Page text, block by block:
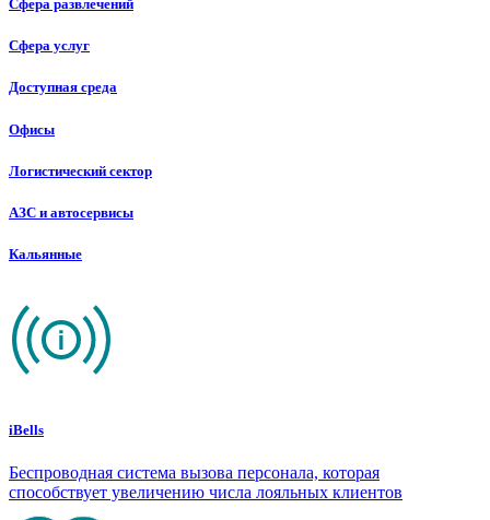
Сфера развлечений
Сфера услуг
Доступная среда
Офисы
Логистический сектор
АЗС и автосервисы
Кальянные
iBells
Беспроводная система вызова персонала, которая
способствует увеличению числа лояльных клиентов